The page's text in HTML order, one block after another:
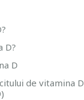
D?
D
de vitamina D